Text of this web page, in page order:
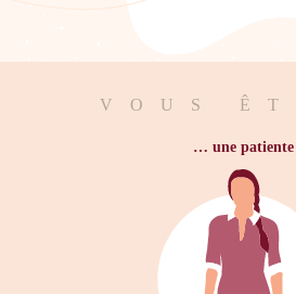
VOUS
… une patiente